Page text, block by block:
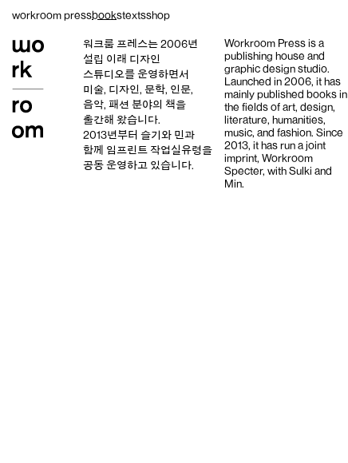
workroom pressbookstextsshop
워크룸 프레스는 2006년
설립 이래 디자인
스튜디오를 운영하면서
미술, 디자인, 문학, 인문,
음악, 패션 분야의 책을
출간해 왔습니다.
2013년부터 슬기와 민과
함께 임프린트 작업실유령을
공동 운영하고 있습니다.
Workroom Press is a
publishing house and
graphic design studio.
Launched in 2006, it has
mainly published books in
the fields of art, design,
literature, humanities,
music, and fashion. Since
2013, it has run a joint
imprint, Workroom
Specter, with Sulki and
Min.